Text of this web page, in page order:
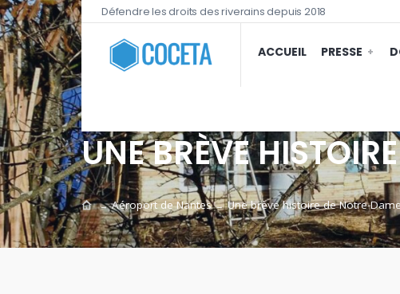
Défendre les droits des riverains depuis 2018
ACCUEIL PRESSE
UNE BRÈVE
→ Aéroport de Nantes → Une brève histoire de Notre-